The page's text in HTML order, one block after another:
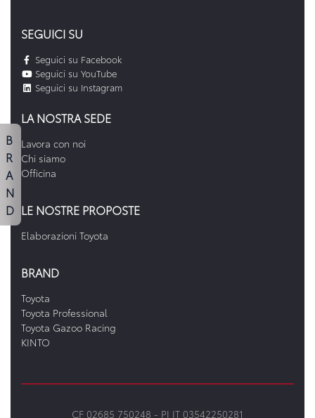
SEGUICI SU
Seguici su Facebook
Seguici su YouTube
Seguici su Instagram
LA NOSTRA SEDE
Lavora con noi
Chi siamo
Officina
LE NOSTRE PROPOSTE
Elaborazioni Toyota
BRAND
Toyota
Toyota Professional
Toyota Gazoo Racing
KINTO
CF 02685 750248 - PI IT 03542250281
B
R
A
N
D